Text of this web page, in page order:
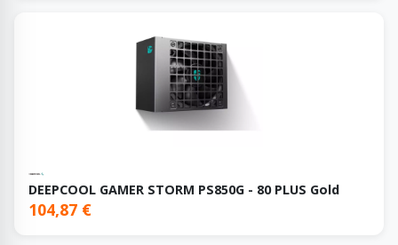
DEEPCOOL GAMER STORM PS850G - 80 PLUS Gold
104,87 €